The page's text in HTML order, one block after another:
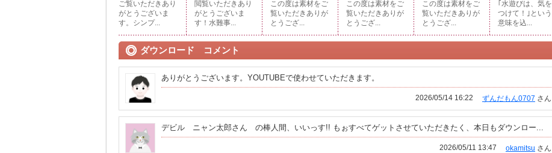
ご覧いただきあり
がとうございま
す。シンプ...
閲覧いただきあり
がとうございま
す！水難事...
この度は素材をご
覧いただきありが
とうござ...
この度は素材をご
覧いただきありが
とうござ...
この度は素材をご
覧いただきありが
とうござ...
｢水遊びは、気を
つけて！｣という
意味を込...
ダウンロード コメント
ありがとうございます。YOUTUBEで使わせていただきます。
ずんだもん0707 さん
2026/05/14 16:22
デビル ニャン太郎さん の棒人間、いいっす!! もぉすべてゲットさせていただきたく、本日もダウンロー...
okamitsu さん
2026/05/11 13:47